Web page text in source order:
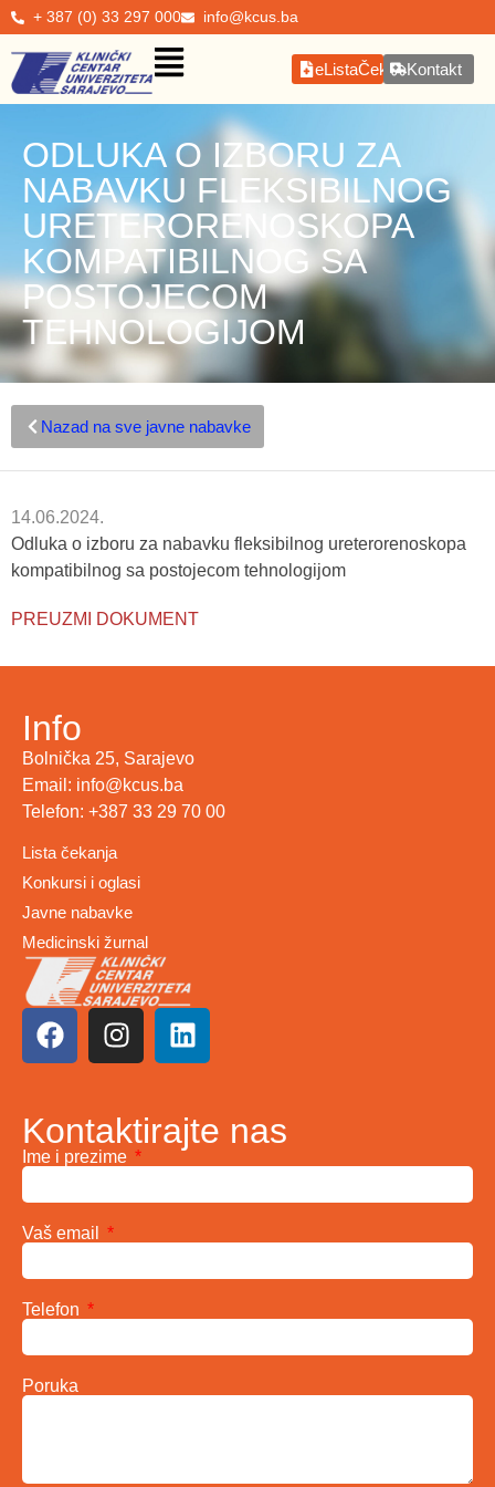
+ 387 (0) 33 297 000 info@kcus.ba
eListaČekanjaKontakt
ODLUKA O IZBORU ZA
NABAVKU FLEKSIBILNOG
URETERORENOSKOPA
KOMPATIBILNOG SA
POSTOJECOM
TEHNOLOGIJOM
Nazad na sve javne nabavke
14.06.2024.
Odluka o izboru za nabavku fleksibilnog ureterorenoskopa
kompatibilnog sa postojecom tehnologijom
PREUZMI DOKUMENT
Info
Bolnička 25, Sarajevo
Email: info@kcus.ba
Telefon: +387 33 29 70 00
Lista čekanja
Konkursi i oglasi
Javne nabavke
Medicinski žurnal
Kontaktirajte nas
Ime i prezime
Vaš email
Telefon
Poruka